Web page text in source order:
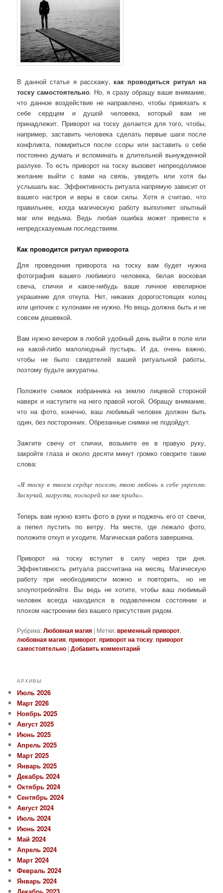
В данной статье я расскажу, как проводиться ритуал на
тоску самостоятельно. Но, я сразу обращу ваше внимание,
что данное воздействие не направлено, чтобы привязать к
себе сердцем и душой человека, который вам не
принадлежит. Приворот на тоску делается для того, чтобы,
например, заставить человека сделать первые шаги после
конфликта, помириться после ссоры или заставить о себе
постоянно думать и вспоминать в длительной вынужденной
разлуке. То есть приворот на тоску вызовет непреодолимое
желание выйти с вами на связь, увидеть или хотя бы
услышать вас. Эффективность ритуала напрямую зависит от
вашего настроя и веры в свои силы. Хотя я считаю, что
правильнее, когда магическую работу выполняет опытный
маг или ведьма. Ведь любая ошибка может привести к
непредсказуемым последствиям.
Как проводится ритуал приворота
Для проведения приворота на тоску вам будет нужна
фотография вашего любимого человека, белая восковая
свеча, спички и какое-нибудь ваше личное ювелирное
украшение для откупа. Нет, никаких дорогостоящих колец
или цепочек с кулонами не нужно. Но вещь должна быть и не
совсем дешевкой.
Вам нужно вечером в любой удобный день выйти в поле или
на какой-либо малолюдный пустырь. И да, очень важно,
чтобы не было свидетелей вашей ритуальной работы,
поэтому будьте аккуратны.
Положите снимок избранника на землю лицевой стороной
наверх и наступите на него правой ногой. Обращу внимание,
что на фото, конечно, ваш любимый человек должен быть
один, без посторонних. Обрезанные снимки не подойдут.
Зажгите свечу от спички, возьмите ее в правую руку,
закройте глаза и около десяти минут громко говорите такие
слова:
«Я тоску в твоем сердце поселю, твою любовь к себе укреплю.
Заскучай, загрусти, поскорей ко мне приди».
Теперь вам нужно взять фото в руки и поджечь его от свечи,
а пепел пустить по ветру. На месте, где лежало фото,
положите откуп и уходите. Магическая работа завершена.
Приворот на тоску вступит в силу через три дня.
Эффективность ритуала рассчитана на месяц. Магическую
работу при необходимости можно и повторить, но не
злоупотребляйте. Вы ведь не хотите, чтобы ваш любимый
человек всегда находился в подавленном состоянии и
плохом настроении без вашего присутствия рядом.
Рубрика:Любовная магия | Метки:временный приворот,
любовная магия,приворот,приворот на тоску,приворот
самостоятельно |Добавить комментарий
АРХИВЫ
Июль 2026
Март 2026
Ноябрь 2025
Август 2025
Июнь 2025
Апрель 2025
Март 2025
Январь 2025
Декабрь 2024
Октябрь 2024
Сентябрь 2024
Август 2024
Июль 2024
Июнь 2024
Май 2024
Апрель 2024
Март 2024
Февраль 2024
Январь 2024
Декабрь 2023